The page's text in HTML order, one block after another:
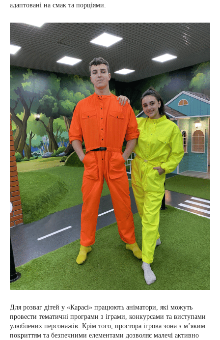
адаптовані на смак та порціями.
Для розваг дітей у «Карасі» працюють аніматори, які можуть
провести тематичні програми з іграми, конкурсами та виступами
улюблених персонажів. Крім того, простора ігрова зона з м’яким
покриттям та безпечними елементами дозволяє малечі активно